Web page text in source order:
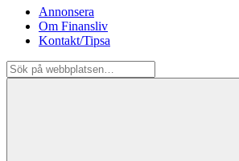
Annonsera
Om Finansliv
Kontakt/Tipsa